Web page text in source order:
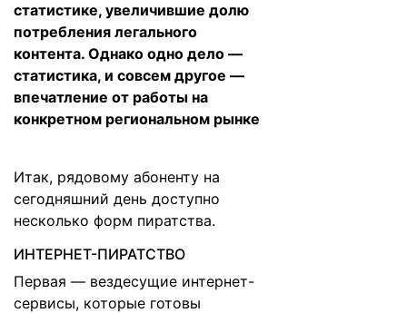
статистике, увеличившие долю
потребления легального
контента. Однако одно дело —
статистика, и совсем другое —
впечатление от работы на
конкретном региональном рынке
Итак, рядовому абоненту на
сегодняшний день доступно
несколько форм пиратства.
ИНТЕРНЕТ-ПИРАТСТВО
Первая — вездесущие интернет-
сервисы, которые готовы